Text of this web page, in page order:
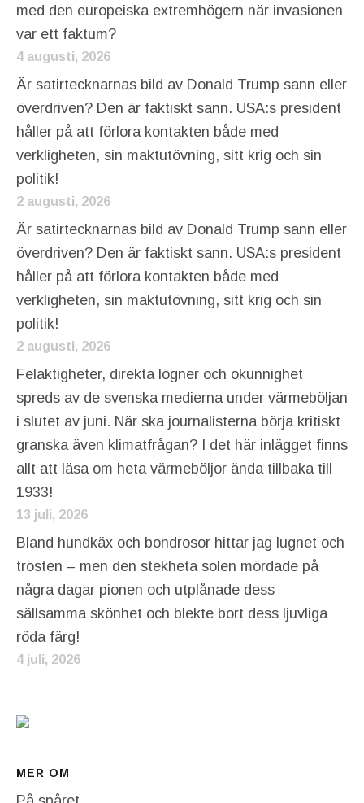
med den europeiska extremhögern när invasionen
var ett faktum?
4 augusti, 2026
Är satirtecknarnas bild av Donald Trump sann eller
överdriven? Den är faktiskt sann. USA:s president
håller på att förlora kontakten både med
verkligheten, sin maktutövning, sitt krig och sin
politik!
2 augusti, 2026
Är satirtecknarnas bild av Donald Trump sann eller
överdriven? Den är faktiskt sann. USA:s president
håller på att förlora kontakten både med
verkligheten, sin maktutövning, sitt krig och sin
politik!
2 augusti, 2026
Felaktigheter, direkta lögner och okunnighet
spreds av de svenska medierna under värmeböljan
i slutet av juni. När ska journalisterna börja kritiskt
granska även klimatfrågan? I det här inlägget finns
allt att läsa om heta värmeböljor ända tillbaka till
1933!
13 juli, 2026
Bland hundkäx och bondrosor hittar jag lugnet och
trösten – men den stekheta solen mördade på
några dagar pionen och utplånade dess
sällsamma skönhet och blekte bort dess ljuvliga
röda färg!
4 juli, 2026
MER OM